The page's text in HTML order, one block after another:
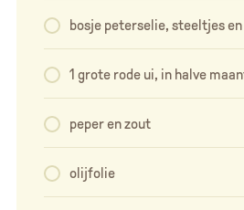
bosje peterselie, steeltjes
1 grote rode ui, in halve
peper en zout
olijfolie